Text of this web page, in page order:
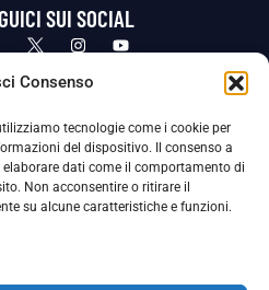
Consenso
tecnologie come i cookie per
del dispositivo. Il consenso a
dati come il comportamento di
Non acconsentire o ritirare il
su alcune caratteristiche e funzioni.
SUI SOCIAL
Cookie Policy
Dati Personali (DPO), figura specializzata che vigila sulle modalità
per tutelare i Suoi dati personali.
il DPO può scrivere a